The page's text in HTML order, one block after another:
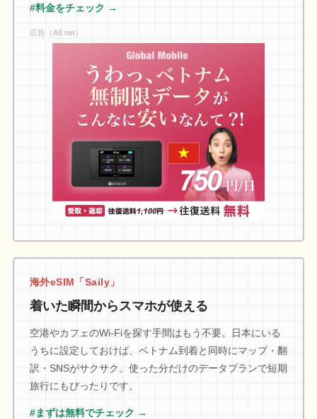
#料金をチェック →
広告（A8.net）
海外eSIM「Saily」
着いた瞬間からスマホが使える
空港やカフェのWi-Fiを探す手間はもう不要。日本にいる
うちに設定しておけば、ベトナム到着と同時にマップ・翻
訳・SNSがサクサク。使った分だけのデータプランで短期
旅行にもぴったりです。
#まずは無料でチェック →